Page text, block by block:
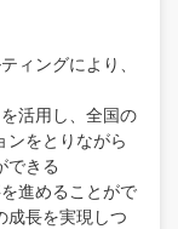
ィングにより、
活用し、全国の
ンをとりながら
できる
進めることがで
成長を実現しつ